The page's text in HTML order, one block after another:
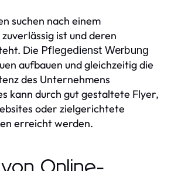
suchen nach einem
ist und deren
Die Pflegedienst Werbung
aufbauen und gleichzeitig die
des Unternehmens
kann durch gut gestaltete Flyer,
oder zielgerichtete
erreicht werden.